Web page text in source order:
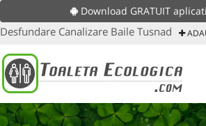
Download GRATUIT
Desfundare Canalizare Baile Tusnad